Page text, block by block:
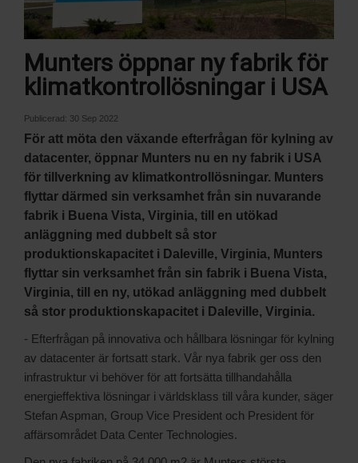
Munters öppnar ny fabrik för
klimatkontrollösningar i USA
Publicerad: 30 Sep 2022
För att möta den växande efterfrågan för kylning av
datacenter, öppnar Munters nu en ny fabrik i USA
för tillverkning av klimatkontrollösningar. Munters
flyttar därmed sin verksamhet från sin nuvarande
fabrik i Buena Vista, Virginia, till en utökad
anläggning med dubbelt så stor
produktionskapacitet i Daleville, Virginia, Munters
flyttar sin verksamhet från sin fabrik i Buena Vista,
Virginia, till en ny, utökad anläggning med dubbelt
så stor produktionskapacitet i Daleville, Virginia.
- Efterfrågan på innovativa och hållbara lösningar för kylning
av datacenter är fortsatt stark. Vår nya fabrik ger oss den
infrastruktur vi behöver för att fortsätta tillhandahålla
energieffektiva lösningar i världsklass till våra kunder, säger
Stefan Aspman, Group Vice President och President för
affärsområdet Data Center Technologies.